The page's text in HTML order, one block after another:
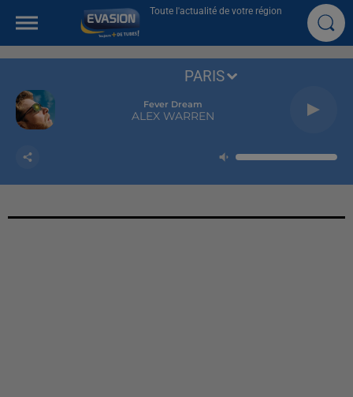
Toute l'actualité de votre région
Fever Dream
ALEX WARREN
PARIS